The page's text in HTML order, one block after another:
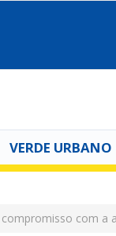
VERDE URBANO
com a